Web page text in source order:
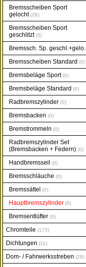
Bremsscheiben Sport
gelocht 26
Bremsscheiben Sport
geschlitzt 0
Bremssch. Sp. geschl.+gelo.
Bremsscheiben Standard 0
Bremsbeläge Sport 0
Bremsbeläge Standard 0
Radbremszylinder 0
Bremsbacken 0
Bremstrommeln 0
Radbremszylinder Set
(Bremsbacken + Federn) 0
Handbremsseil 0
Bremsschläuche 0
Bremssättel 0
Hauptbremszylinder 0
Bremsentlüfter 0
Chromteile 173
Dichtungen 11
Dom- / Fahrwerksstreben 28